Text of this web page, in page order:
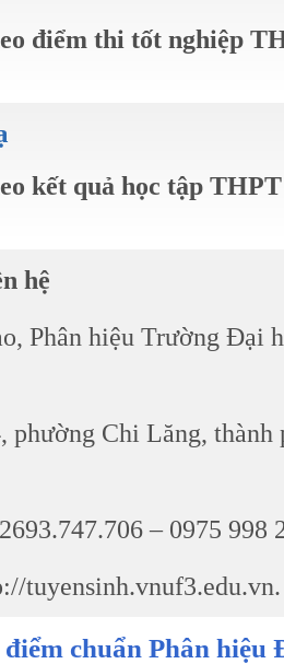
điểm thi tốt nghiệp
kết quả học tập THPT
hệ
Phân hiệu Trường Đại
Chi Lăng, thành
– 0975 998
tuyensinh.vnuf3.edu.vn.
điểm chuẩn Phân hiệu